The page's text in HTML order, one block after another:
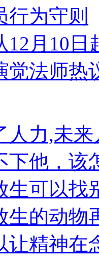
行为守则
12月10日
觉法师热
人力,未
下他，该
生可以找
生的动物
让精神在